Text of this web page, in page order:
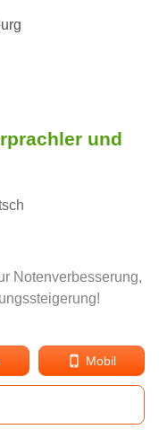
und
Notenverbesserung,
Mobil